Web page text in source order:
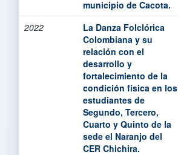
municipio de Cacota.
2022
La Danza Folclórica
Colombiana y su
relación con el
desarrollo y
fortalecimiento de la
condición física en los
estudiantes de
Segundo, Tercero,
Cuarto y Quinto de la
sede el Naranjo del
CER Chichira.